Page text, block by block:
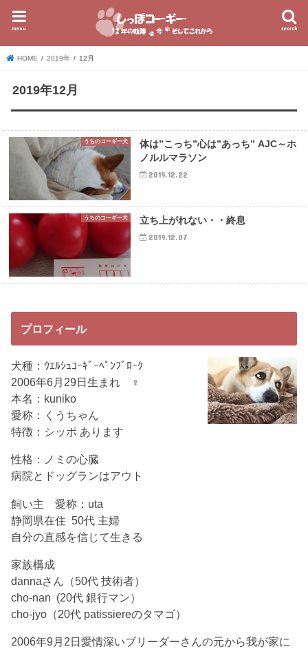
search
menu
HOME 2019年 12月
2019年12月
うちのコーギー犬
体は”こっち”心は”あっち” AJC～ホ
ノルルマラソン
2019.12.22
うちのコーギー犬 立ち上がれない・・終息
2019.12.07
プロフィール
犬種：ｳｴﾙｼｭｺｰｷﾞｰﾍﾟﾝﾌﾞﾛｰｸ
2006年6月29日生まれ ♀
本名：kuniko
愛称：くうちゃん
特徴：シッポ あります
性格：ノミの心臓
病院とドッグランはアウト
飼い主 愛称：uta
静岡県在住 50代 主婦
自分の直感を信じて生きる
家族構成
dannaさん（50代 技術者）
cho-nan (20代 銀行マン）
cho-jyo（20代 patissiereのタマゴ）
2006年9月2日愛情深いブリーダーさんの元から我が家に